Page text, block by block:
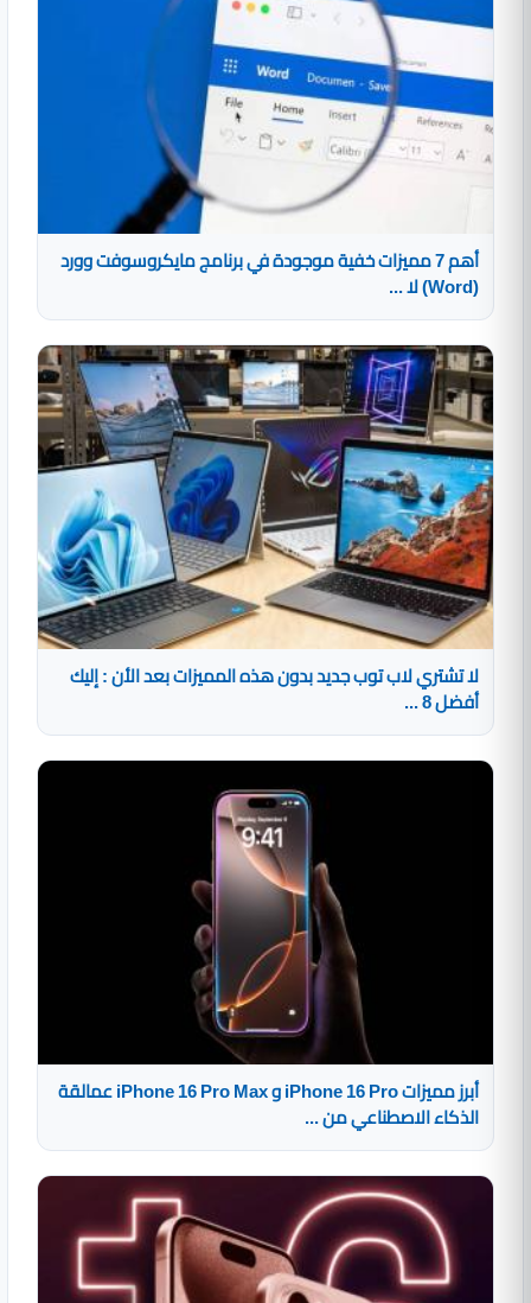
أهم 7 مميزات خفية موجودة في برنامج مايكروسوفت وورد
(Word) لا ...
لا تشتري لاب توب جديد بدون هذه المميزات بعد الأن : إليك
أفضل 8 ...
أبرز مميزات iPhone 16 Pro و iPhone 16 Pro Max عمالقة
الذكاء الاصطناعي من ...